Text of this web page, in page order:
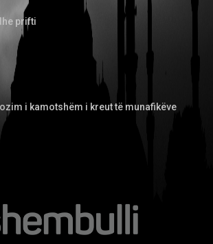
prifti
i kamotshëm i kreut të munafikëve